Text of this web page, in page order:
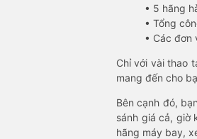
• 5 hãng
• Tổng
• Các đơn
Chỉ với vài thao
mang đến cho
Bên cạnh đó,
sánh giá cả, giờ
hãng máy bay,